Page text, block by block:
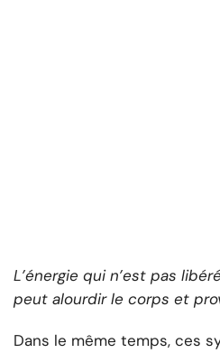
L’énergie qui n’est pas
peut alourdir le corps et
Dans le même temps, ces